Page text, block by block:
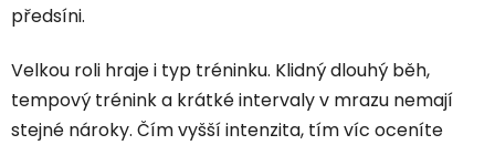
předsíni.
Velkou roli hraje i typ tréninku. Klidný dlouhý běh,
tempový trénink a krátké intervaly v mrazu nemají
stejné nároky. Čím vyšší intenzita, tím víc oceníte